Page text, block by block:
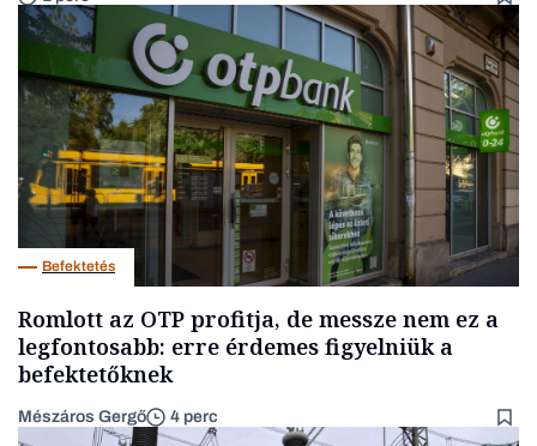
Befektetés
Romlott az OTP profitja, de messze nem ez a
legfontosabb: erre érdemes figyelniük a
befektetőknek
Mészáros Gergő 4 perc